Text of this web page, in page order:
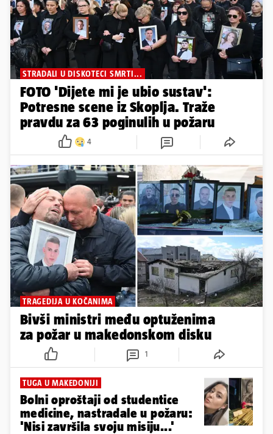
STRADALI U DISKOTECI SMRTI...
FOTO 'Dijete mi je ubio sustav':
Potresne scene iz Skoplja. Traže
pravdu za 63 poginulih u požaru
4
TRAGEDIJA U KOČANIMA
Bivši ministri među optuženima
za požar u makedonskom disku
1
TUGA U MAKEDONIJI
Bolni oproštaji od studentice
medicine, nastradale u požaru:
'Nisi završila svoju misiju...'